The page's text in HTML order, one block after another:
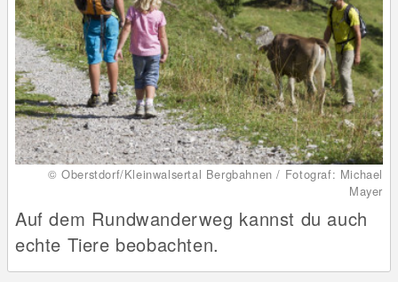
© Oberstdorf/Kleinwalsertal Bergbahnen / Fotograf: Michael
Mayer
Auf dem Rundwanderweg kannst du auch
echte Tiere beobachten.